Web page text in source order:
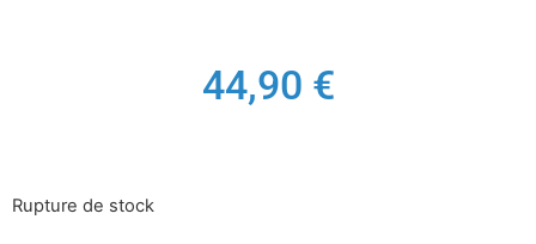
44,90 €
Rupture de stock